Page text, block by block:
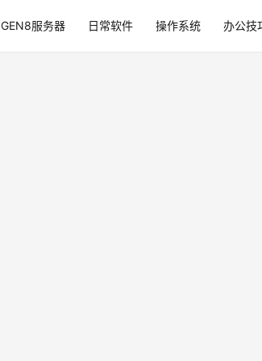
GEN8服务器 日常软件 操作系统 办公技